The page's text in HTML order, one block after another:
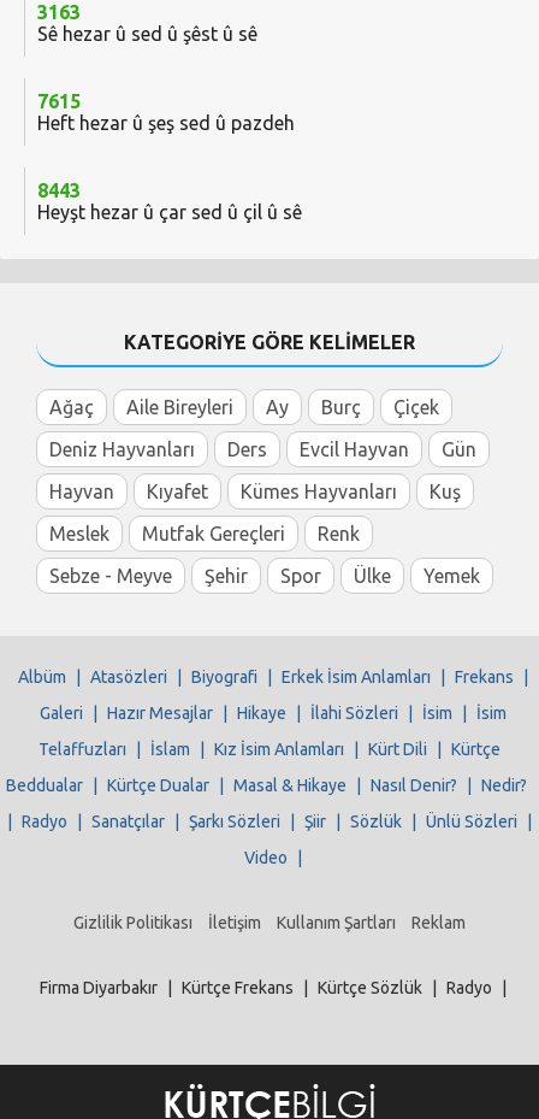
3163
Sê hezar û sed û şêst û sê
7615
Heft hezar û şeş sed û pazdeh
8443
Heyşt hezar û çar sed û çil û sê
KATEGORİYE GÖRE KELİMELER
Ağaç Aile Bireyleri Ay Burç
Çiçek
Deniz Hayvanları
Ders Evcil Hayvan
Gün
Hayvan
Kıyafet Kümes Hayvanları
Kuş
Meslek
Mutfak Gereçleri
Renk
Sebze - Meyve
Şehir Spor Ülke Yemek
Albüm Atasözleri Biyografi Erkek İsim Anlamları Frekans
Galeri
Hazır Mesajlar Hikaye İlahi Sözleri İsim
İsim
Telaffuzları
İslam Kız İsim Anlamları Kürt Dili
Kürtçe
Beddualar
Kürtçe Dualar Masal & Hikaye Nasıl Denir?
Nedir?
Radyo Sanatçılar Şarkı Sözleri Şiir Sözlük Ünlü Sözleri
Video
Gizlilik Politikası İletişim Kullanım Şartları Reklam
Firma Diyarbakır Kürtçe Frekans Kürtçe Sözlük Radyo